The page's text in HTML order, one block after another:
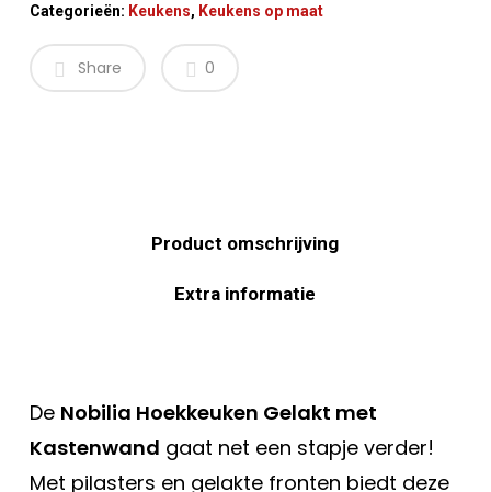
Categorieën: Keukens, Keukens op maat
Share 0
Product omschrijving
Extra informatie
De Nobilia Hoekkeuken Gelakt met
Kastenwand gaat net een stapje verder!
Met pilasters en gelakte fronten biedt deze